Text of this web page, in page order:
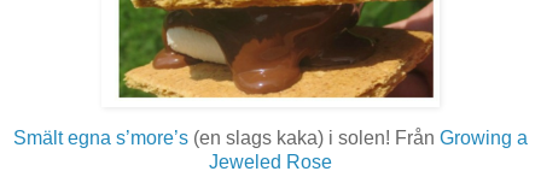
Smält egna s’more’s (en slags kaka) i solen! Från Growing a
Jeweled Rose